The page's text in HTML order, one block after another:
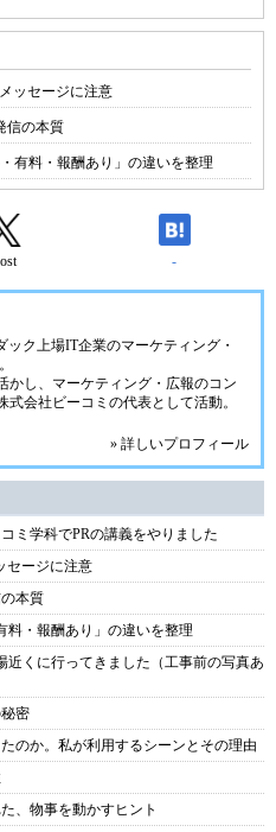
ッセージに注意
信の本質
有料・報酬あり」の違いを整理
-
ック上場IT企業のマーケティング・
かし、マーケティング・広報のコン
式会社ビーコミの代表として活動。
» 詳しいプロフィール
ミ学科でPRの講義をやりました
セージに注意
本質
料・報酬あり」の違いを整理
近くに行ってきました（工事前の写真あ
密
のか。私が利用するシーンとその理由
、物事を動かすヒント